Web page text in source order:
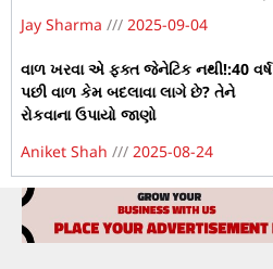
Jay Sharma
2025-09-04
વાળ ખરવા એ ફક્ત જેનેટિક નથી!:40 વર્ષ
પછી વાળ કેમ બદલાવા લાગે છે? તેને
રોકવાના ઉપાયો જાણો
Aniket Shah
2025-08-24